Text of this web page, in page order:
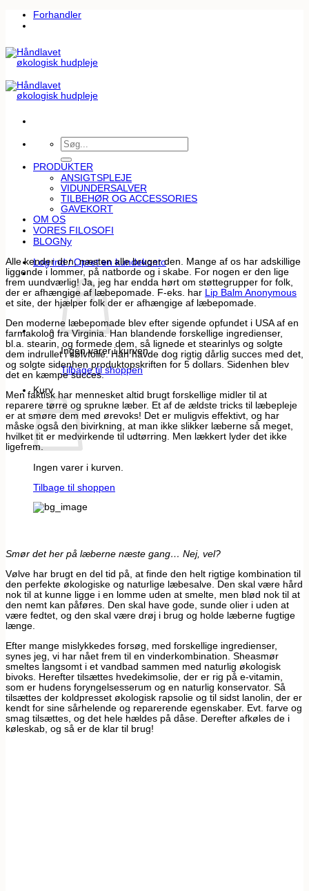
FortsætForhandler
Søg
efter:
PRODUKTER
ANSIGTSPLEJE
VIDUNDERSALVER
TILBEHØR OG ACCESSORIES
GAVEKORT
OM OS
VORES FILOSOFI
BLOG
Log ind / Opret en kundekonto
Ingen varer i kurven.
Tilbage til shoppen
Kurv
Ingen varer i kurven.
Tilbage til shoppen
Alle kender den, næsten alle bruger den. Mange af os har adskillige
liggende i lommer, på natborde og i skabe. For nogen er den lige
frem uundværlig! Ja, jeg har endda hørt om støttegrupper for folk,
der er afhængige af læbepomade. F-eks. har Lip Balm Anonymous
et site, der hjælper folk der er afhængige af læbepomade.
Den moderne læbepomade blev efter sigende opfundet i USA af en
farmakolog fra Virginia. Han blandende forskellige ingredienser,
bl.a. stearin, og formede dem, så lignede et stearinlys og solgte
dem indrullet i sølvfolie. Han havde dog rigtig dårlig succes med det,
og solgte sidenhen produktopskriften for 5 dollars. Sidenhen blev
det en kæmpe succes.
Men faktisk har mennesket altid brugt forskellige midler til at
reparere tørre og sprukne læber. Et af de ældste tricks til læbepleje
er at smøre dem med ørevoks! Det er muligvis effektivt, og har
måske også den bivirkning, at man ikke slikker læberne så meget,
hvilket tit er medvirkende til udtørring. Men lækkert lyder det ikke
ligefrem.
Smør det her på læberne næste gang… Nej, vel?
Vølve har brugt en del tid på, at finde den helt rigtige kombination til
den perfekte økologiske og naturlige læbesalve. Den skal være hård
nok til at kunne ligge i en lomme uden at smelte, men blød nok til at
den nemt kan påføres. Den skal have gode, sunde olier i uden at
være fedtet, og den skal være drøj i brug og holde læberne fugtige
længe.
Efter mange mislykkedes forsøg, med forskellige ingredienser,
synes jeg, vi har nået frem til en vinderkombination. Sheasmør
smeltes langsomt i et vandbad sammen med naturlig økologisk
bivoks. Herefter tilsættes hvedekimsolie, der er rig på e-vitamin,
som er hudens foryngelsesserum og en naturlig konservator. Så
tilsættes der koldpresset økologisk rapsolie og til sidst lanolin, der er
kendt for sine sårhelende og reparerende egenskaber. Evt. farve og
smag tilsættes, og det hele hældes på dåse. Derefter afkøles de i
køleskab, og så er de klar til brug!